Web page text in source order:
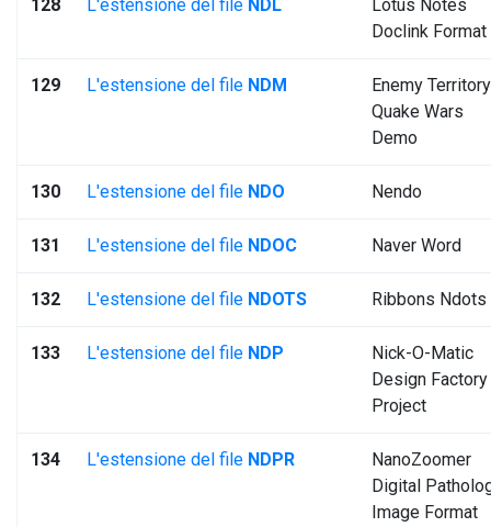
128 L'estensione del file NDL
Lotus Notes
Doclink Format
129 L'estensione del file NDM
Enemy Territory
Quake Wars
Demo
130 L'estensione del file NDO Nendo
131 L'estensione del file NDOC Naver Word
132 L'estensione del file NDOTS Ribbons Ndots
133 L'estensione del file NDP
Nick-O-Matic
Design Factory
Project
134 L'estensione del file NDPR
NanoZoomer
Digital
Image Format